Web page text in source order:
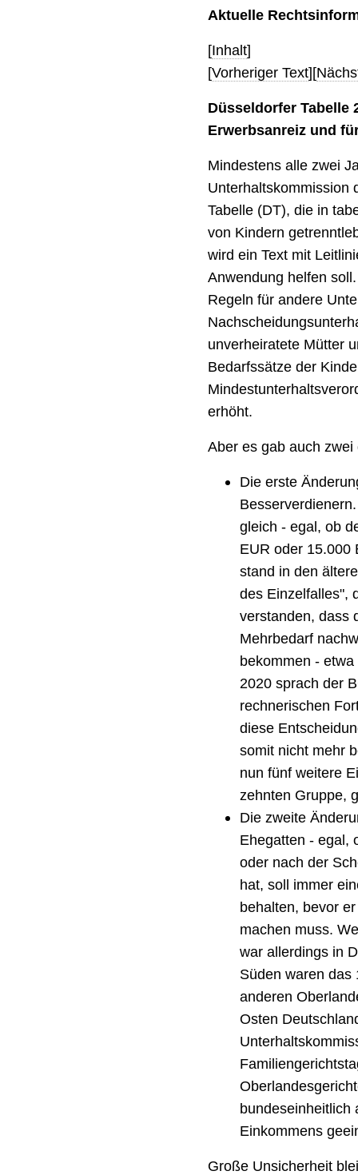
Aktuelle
[Inhalt]
[Vorheriger Text][
Düsseldorfer Tabelle
Erwerbsanreiz und
Mindestens alle zwei
Unterhaltskommission
Tabelle (DT), die in
von Kindern
wird ein Text mit
Anwendung helfen
Regeln für andere
unverheiratete Mütter
Bedarfssätze der
erhöht.
Aber es gab auch
Die erste
gleich - egal, ob
EUR oder 15.000
stand in den
des Einzelfalles",
verstanden, dass
Mehrbedarf
bekommen -
2020 sprach der
rechnerischen
diese
somit nicht mehr
nun fünf weitere
zehnten Gruppe,
Die zweite
Ehegatten - egal,
oder nach der
hat, soll immer
behalten, bevor
machen muss.
war allerdings in
Süden waren das
anderen
Osten
bundeseinheitlich
Einkommens
Große Unsicherheit